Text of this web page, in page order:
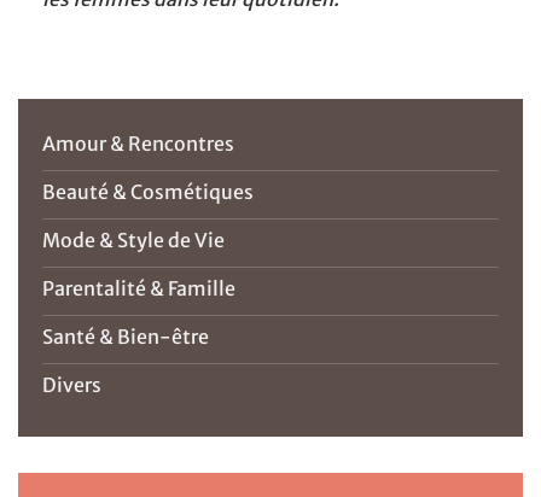
Amour & Rencontres
Beauté & Cosmétiques
Mode & Style de Vie
Parentalité & Famille
Santé & Bien-être
Divers